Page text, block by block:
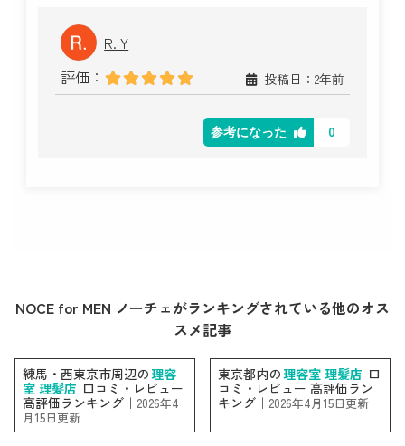
R. Y
評価：
投稿日：2年前
参考になった 0
NOCE for MEN ノーチェがランキングされている他のオス
スメ記事
練馬・西東京市周辺の理容
室 理髪店 口コミ・レビュー
高評価ランキング｜ 2026年4
月15日更新
東京都内の理容室 理髪店 口
コミ・レビュー 高評価ラン
キング｜ 2026年4月15日更新